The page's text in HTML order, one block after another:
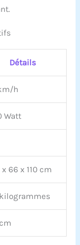
Détails
h
Watt
x 66 x 110 cm